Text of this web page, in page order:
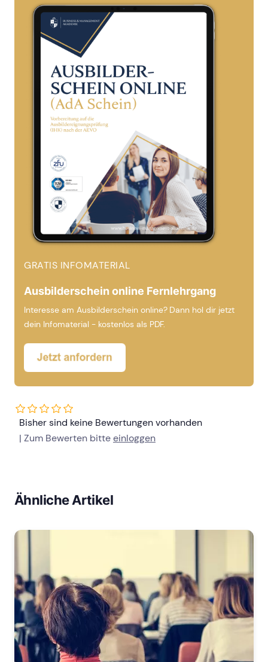
GRATIS INFOMATERIAL
Ausbilderschein online Fernlehrgang
Interesse am Ausbilderschein online? Dann hol dir jetzt
dein Infomaterial - kostenlos als PDF.
Bisher sind keine Bewertungen vorhanden
| Zum Bewerten bitteeinloggen
Ähnliche Artikel